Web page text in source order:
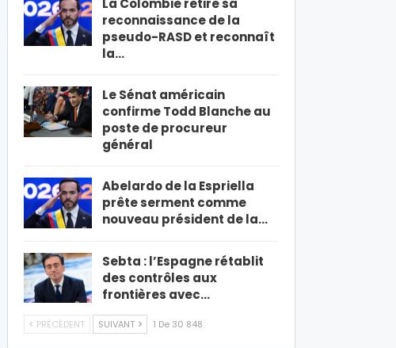
La Colombie retire sa
reconnaissance de la
pseudo-RASD et reconnaît
la…
Le Sénat américain
confirme Todd Blanche au
poste de procureur
général
Abelardo de la Espriella
prête serment comme
nouveau président de la…
Sebta : l’Espagne rétablit
des contrôles aux
frontières avec…
PRÉCÉDENT SUIVANT 1 De 30 848